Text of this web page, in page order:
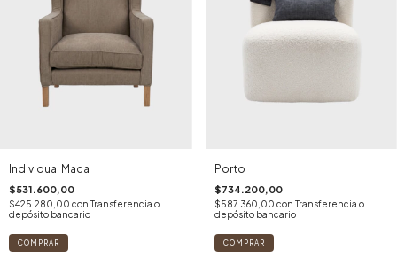
Individual Maca
$531.600,00
$425.280,00 con Transferencia o
depósito bancario
Porto
$734.200,00
$587.360,00 con Transferencia o
depósito bancario